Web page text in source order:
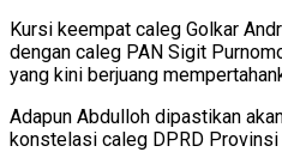
Kursi keempat caleg Golkar
dengan caleg PAN Sigit
yang kini berjuang
Adapun Abdulloh dipastikan
konstelasi caleg DPRD